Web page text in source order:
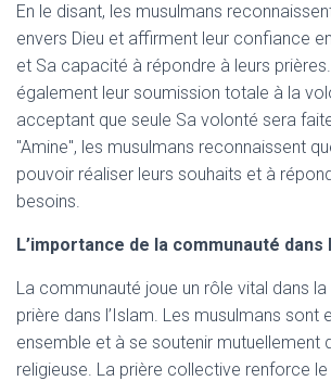
En le disant, les musulmans
envers Dieu et affirment leur confiance
et Sa capacité à répondre à leurs
également leur soumission totale à la
acceptant que seule Sa volonté sera
"Amine", les musulmans reconnaissent
pouvoir réaliser leurs souhaits et à
besoins.
L’importance de la communauté dans
La communauté joue un rôle vital dans
prière dans l’Islam. Les musulmans sont
ensemble et à se soutenir mutuellement
religieuse. La prière collective renforce le